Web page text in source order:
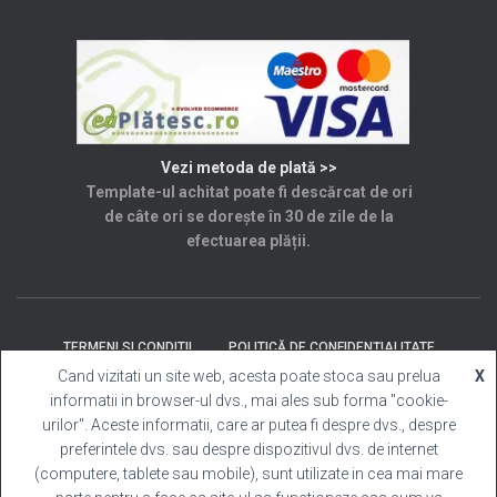
Vezi metoda de plată >>
Template-ul achitat poate fi descărcat de ori
de câte ori se dorește în 30 de zile de la
efectuarea plății.
TERMENI SI CONDITII POLITICĂ DE CONFIDENȚIALITATE
SOLUȚIONAREA LITIGIILOR ANPC CONTACT
Template Cabina Foto| Copyright © 2025 Toate
Cand vizitati un site web, acesta poate stoca sau prelua
informatii in browser-ul dvs., mai ales sub forma "cookie-
urilor". Aceste informatii, care ar putea fi despre dvs., despre
preferintele dvs. sau despre dispozitivul dvs. de internet
(computere, tablete sau mobile), sunt utilizate in cea mai mare
X